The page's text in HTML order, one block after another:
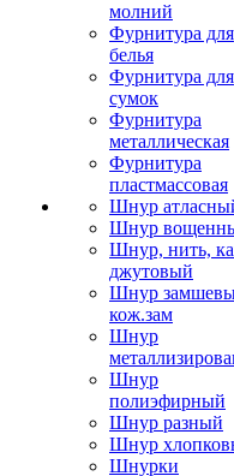
молний
Фурнитура для
белья
Фурнитура для
сумок
Фурнитура
металлическая
Фурнитура
пластмассовая
Шнур
Шнур
Шнур, нить,
джутовый
Шнур
кож.зам
Шнур
Шнур
полиэфирный
Шнур разный
Шнур
Шнурки